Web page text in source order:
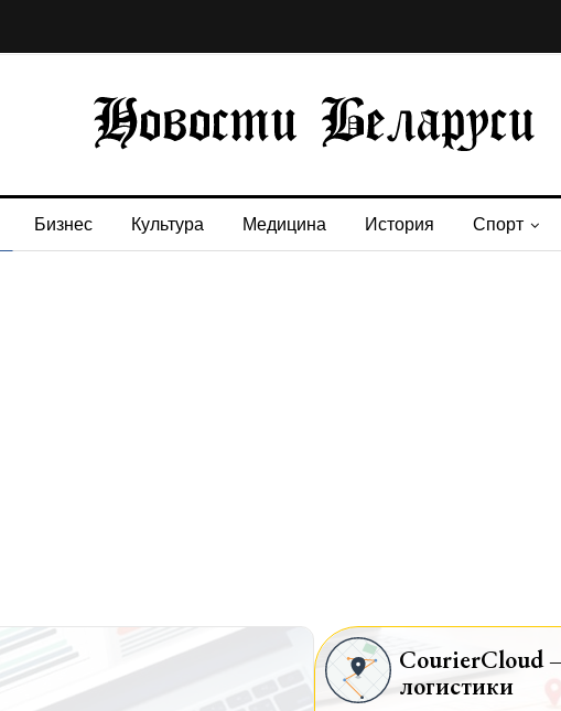
Бизнес Культура Медицина История Спорт
CourierCloud
логистики